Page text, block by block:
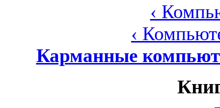
‹
‹
Карманные